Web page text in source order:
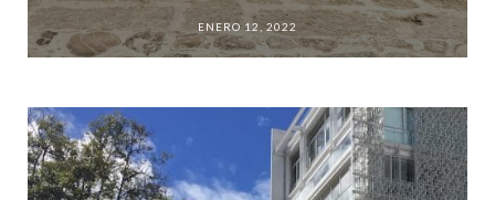
ENERO 12, 2022